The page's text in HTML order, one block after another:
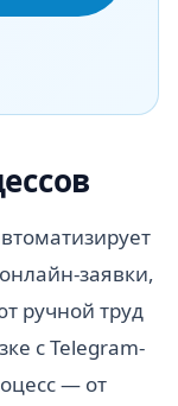
заявки,
ручной труд
с Telegram-
— от